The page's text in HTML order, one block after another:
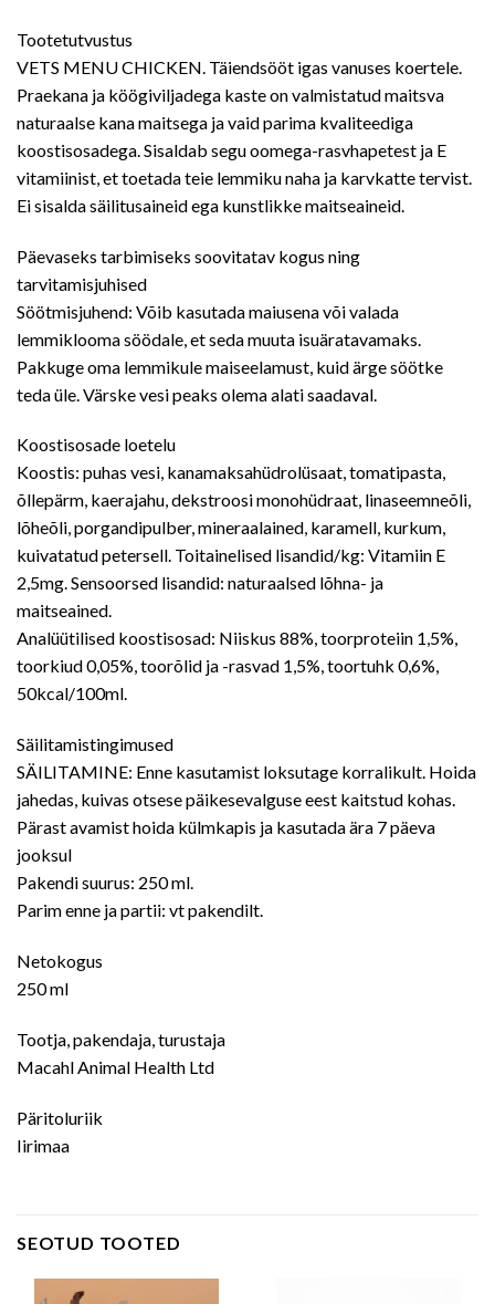
Tootetutvustus
VETS MENU CHICKEN. Täiendsööt igas vanuses koertele.
Praekana ja köögiviljadega kaste on valmistatud maitsva
naturaalse kana maitsega ja vaid parima kvaliteediga
koostisosadega. Sisaldab segu oomega-rasvhapetest ja E
vitamiinist, et toetada teie lemmiku naha ja karvkatte tervist.
Ei sisalda säilitusaineid ega kunstlikke maitseaineid.
Päevaseks tarbimiseks soovitatav kogus ning
tarvitamisjuhised
Söötmisjuhend: Võib kasutada maiusena või valada
lemmiklooma söödale, et seda muuta isuäratavamaks.
Pakkuge oma lemmikule maiseelamust, kuid ärge söötke
teda üle. Värske vesi peaks olema alati saadaval.
Koostisosade loetelu
Koostis: puhas vesi, kanamaksahüdrolüsaat, tomatipasta,
õllepärm, kaerajahu, dekstroosi monohüdraat, linaseemneõli,
lõheõli, porgandipulber, mineraalained, karamell, kurkum,
kuivatatud petersell. Toitainelised lisandid/kg: Vitamiin E
2,5mg. Sensoorsed lisandid: naturaalsed lõhna- ja
maitseained.
Analüütilised koostisosad: Niiskus 88%, toorproteiin 1,5%,
toorkiud 0,05%, toorõlid ja -rasvad 1,5%, toortuhk 0,6%,
50kcal/100ml.
Säilitamistingimused
SÄILITAMINE: Enne kasutamist loksutage korralikult. Hoida
jahedas, kuivas otsese päikesevalguse eest kaitstud kohas.
Pärast avamist hoida külmkapis ja kasutada ära 7 päeva
jooksul
Pakendi suurus: 250 ml.
Parim enne ja partii: vt pakendilt.
Netokogus
250 ml
Tootja, pakendaja, turustaja
Macahl Animal Health Ltd
Päritoluriik
Iirimaa
SEOTUD TOOTED